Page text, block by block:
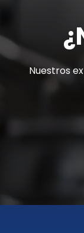
Nuestros